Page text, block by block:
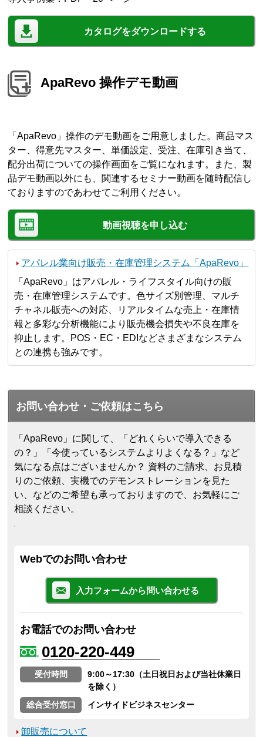
カタログをダウンロードする
ApaRevo 操作デモ動画
「ApaRevo」操作のデモ動画をご用意しました。商品マス
ター、得意先マスター、単価設定、受注、在庫引き当て、
配分出荷についての操作画面をご覧になれます。また、製
品デモ動画以外にも、関連するセミナー動画を随時配信し
ておりますのであわせてご利用ください。
動画視聴を申し込む
アパレル業向け販売・在庫管理システム「ApaRevo」
「ApaRevo」はアパレル・ライフスタイル向けの販
売・在庫管理システムです。色サイズ別管理、マルチ
チャネル販売への対応、リアルタイムな売上・在庫情
報と多彩な分析機能により販売機会損失や不良在庫を
抑止します。POS・EC・EDIなどさまざまなシステム
との連携も強みです。
お問い合わせ・ご依頼はこちら
「ApaRevo」に関して、「どれくらいで導入できる
の？」「今使っているシステムよりよくなる？」など
気になる点はございませんか？ 資料のご請求、お見積
りのご依頼、実機でのデモンストレーションを見た
い、などのご希望も承っておりますので、お気軽にご
相談ください。
Webでのお問い合わせ
入力フォームから問い合わせる
お電話でのお問い合わせ
0120-220-449
受付時間
9:00～17:30（土日祝日および当社休業日
を除く）
総合受付窓口
インサイドビジネスセンター
卸販売について